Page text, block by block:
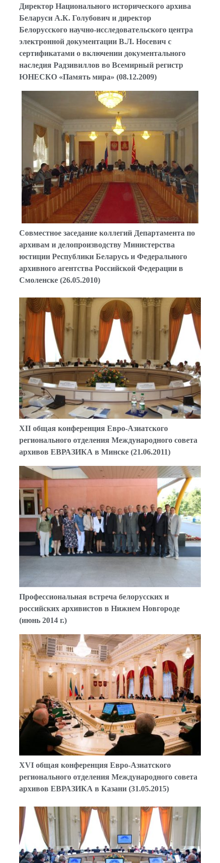
Директор Национального исторического архива
Беларуси А.К. Голубович и директор
Белорусского научно-исследовательского центра
электронной документации В.Л. Носевич с
сертификатами о включении документального
наследия Радзивиллов во Всемирный регистр
ЮНЕСКО «Память мира» (08.12.2009)
Совместное заседание коллегий Департамента по
архивам и делопроизводству Министерства
юстиции Республики Беларусь и Федерального
архивного агентства Российской Федерации в
Смоленске (26.05.2010)
ХII общая конференция Евро-Азиатского
регионального отделения Международного совета
архивов ЕВРАЗИКА в Минске (21.06.2011)
Профессиональная встреча белорусских и
российских архивистов в Нижнем Новгороде
(июнь 2014 г.)
XVI общая конференция Евро-Азиатского
регионального отделения Международного совета
архивов ЕВРАЗИКА в Казани (31.05.2015)